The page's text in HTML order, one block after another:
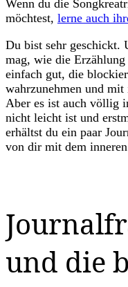
Wenn du die
möchtest, lerne auch
Du bist sehr geschickt.
mag, wie die
einfach gut, die
wahrzunehmen und
Aber es ist auch völlig
nicht leicht ist und
erhältst du ein paar
von dir mit dem
und die